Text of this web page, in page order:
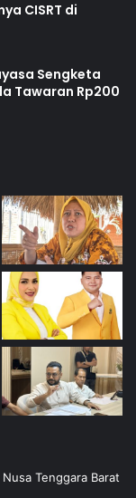
CISRT di
Sengketa
Tawaran Rp200
Tenggara Barat